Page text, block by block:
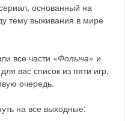
основанный на
тему выживания в мире
все части «Фолыча» и
вас список из пяти игр,
очередь.
на все выходные: